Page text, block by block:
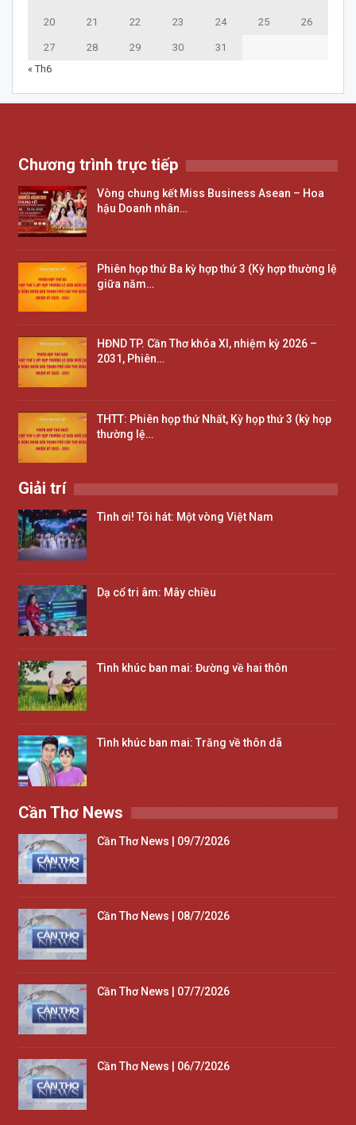
20 21 22 23 24 25 26
27 28 29 30
31
« Th6
Chương trình trực tiếp
Vòng chung kết Miss Business Asean – Hoa
hậu Doanh nhân…
Phiên họp thứ Ba kỳ hợp thứ 3 (Kỳ hợp thường lệ
giữa năm…
HĐND TP. Cần Thơ khóa XI, nhiệm kỳ 2026 –
2031, Phiên…
THTT: Phiên họp thứ Nhất, Kỳ họp thứ 3 (kỳ họp
thường lệ…
Giải trí
Tình ơi! Tôi hát: Một vòng Việt Nam
Dạ cổ tri âm: Mây chiều
Tình khúc ban mai: Đường về hai thôn
Tình khúc ban mai: Trăng về thôn dã
Cần Thơ News
Cần Thơ News | 09/7/2026
Cần Thơ News | 08/7/2026
Cần Thơ News | 07/7/2026
Cần Thơ News | 06/7/2026